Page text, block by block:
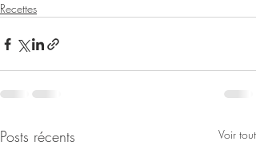
Recettes
Posts récents Voir tout